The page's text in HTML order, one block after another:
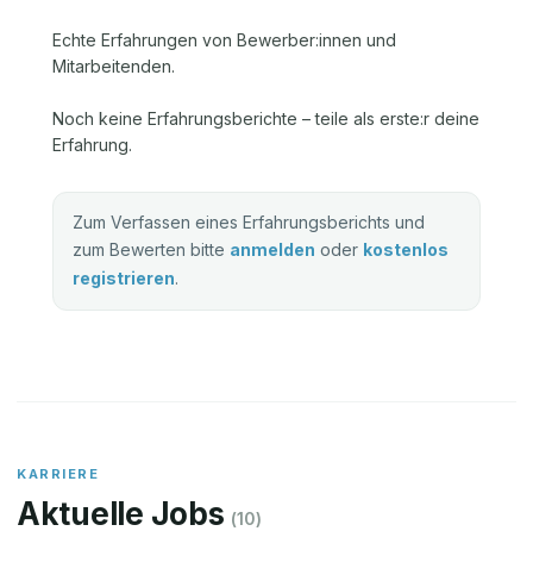
Echte Erfahrungen von Bewerber:innen und
Mitarbeitenden.
Noch keine Erfahrungsberichte – teile als erste:r deine
Erfahrung.
Zum Verfassen eines Erfahrungsberichts und
zum Bewerten bitte anmelden oder kostenlos
registrieren.
KARRIERE
Aktuelle Jobs (10)